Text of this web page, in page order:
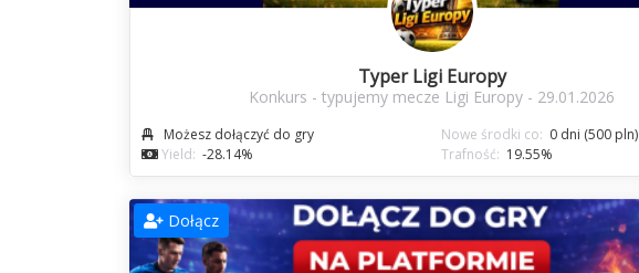
Typer Ligi Europy
Konkurs - typujemy mecze Ligi Europy - 29.01.2026
Możesz dołączyć do gry Nowe środki co: 0 dni (500 pln)
Yield: -28.14% Trafność: 19.55%
Dołącz